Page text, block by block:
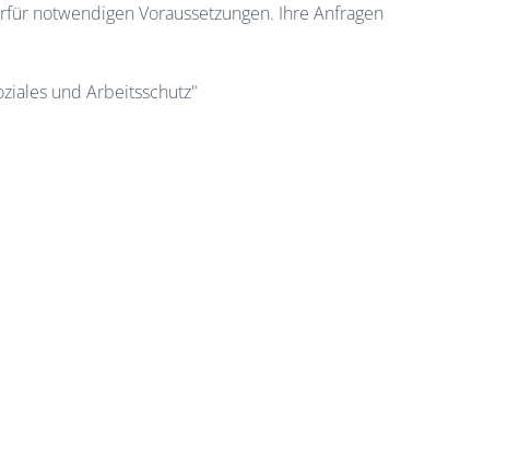
notwendigen Voraussetzungen. Ihre Anfragen
und Arbeitsschutz"